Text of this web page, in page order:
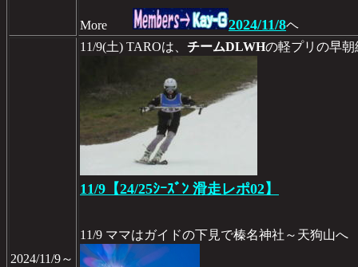
More 2024/11/8ヘ
2024/11/9～
11/9(土) TAROは、 チームDLWHの軽プリの早
11/9【24/25ｼｰｽﾞﾝ 滑走レポ02】
11/9 ママはガイドの下見で榛名神社～天狗山へ